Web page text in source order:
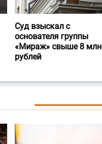
Суд взыскал с
основателя группы
«Мираж» свыше 8 млн
рублей